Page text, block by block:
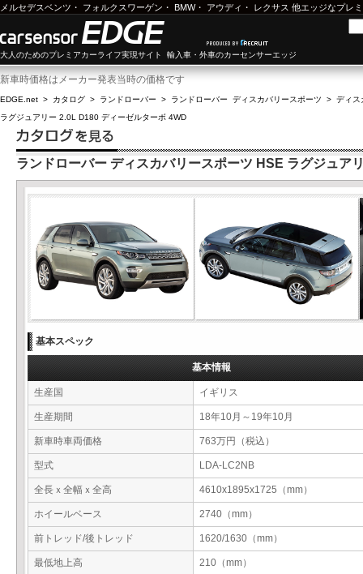
メルセデスベンツ ・ フォルクスワーゲン ・ BMW・ アウディ ・ レクサス 他エッジなプレ
大人のためのプレミアカーライフ実現サイト 輸入車・外車のカーセンサーエッジ
新車時価格はメーカー発表当時の価格です
EDGE.net > カタログ > ランドローバー > ランドローバー ディスカバリースポーツ > ディス
ラグジュアリー 2.0L D180 ディーゼルターボ 4WD
ランドローバー ディスカバリースポーツ HSE ラグジュア
基本スペック
基本情報
生産国 イギリス
生産期間 18年10月～19年10月
新車時車両価格 763万円（税込）
型式 LDA-LC2NB
全長ｘ全幅ｘ全高 4610x1895x1725（mm）
ホイールベース 2740（mm）
前トレッド/後トレッド 1620/1630（mm）
最低地上高 210（mm）